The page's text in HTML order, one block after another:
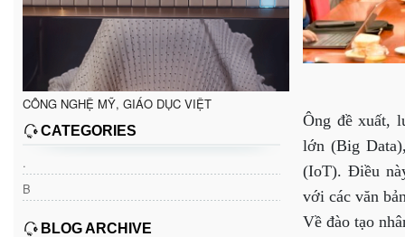
CÔNG NGHỆ MỸ, GIÁO DỤC VIỆT
CATEGORIES
.
B
BLOG ARCHIVE
Ông đề xuất,
lớn (Big
(IoT). Điều
với các văn
Về đào tạo